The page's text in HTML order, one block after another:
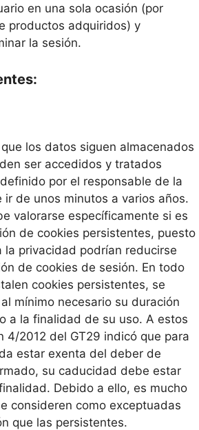
en una sola ocasión (por
productos adquiridos) y
la sesión.
los datos siguen almacenados
ser accedidos y tratados
por el responsable de la
ir de unos minutos a varios años.
valorarse específicamente si es
de cookies persistentes, puesto
la privacidad podrían reducirse
de cookies de sesión. En todo
cookies persistentes, se
mínimo necesario su duración
a la finalidad de su uso. A estos
4/2012 del GT29 indicó que para
estar exenta del deber de
su caducidad debe estar
Debido a ello, es mucho
consideren como exceptuadas
que las persistentes.